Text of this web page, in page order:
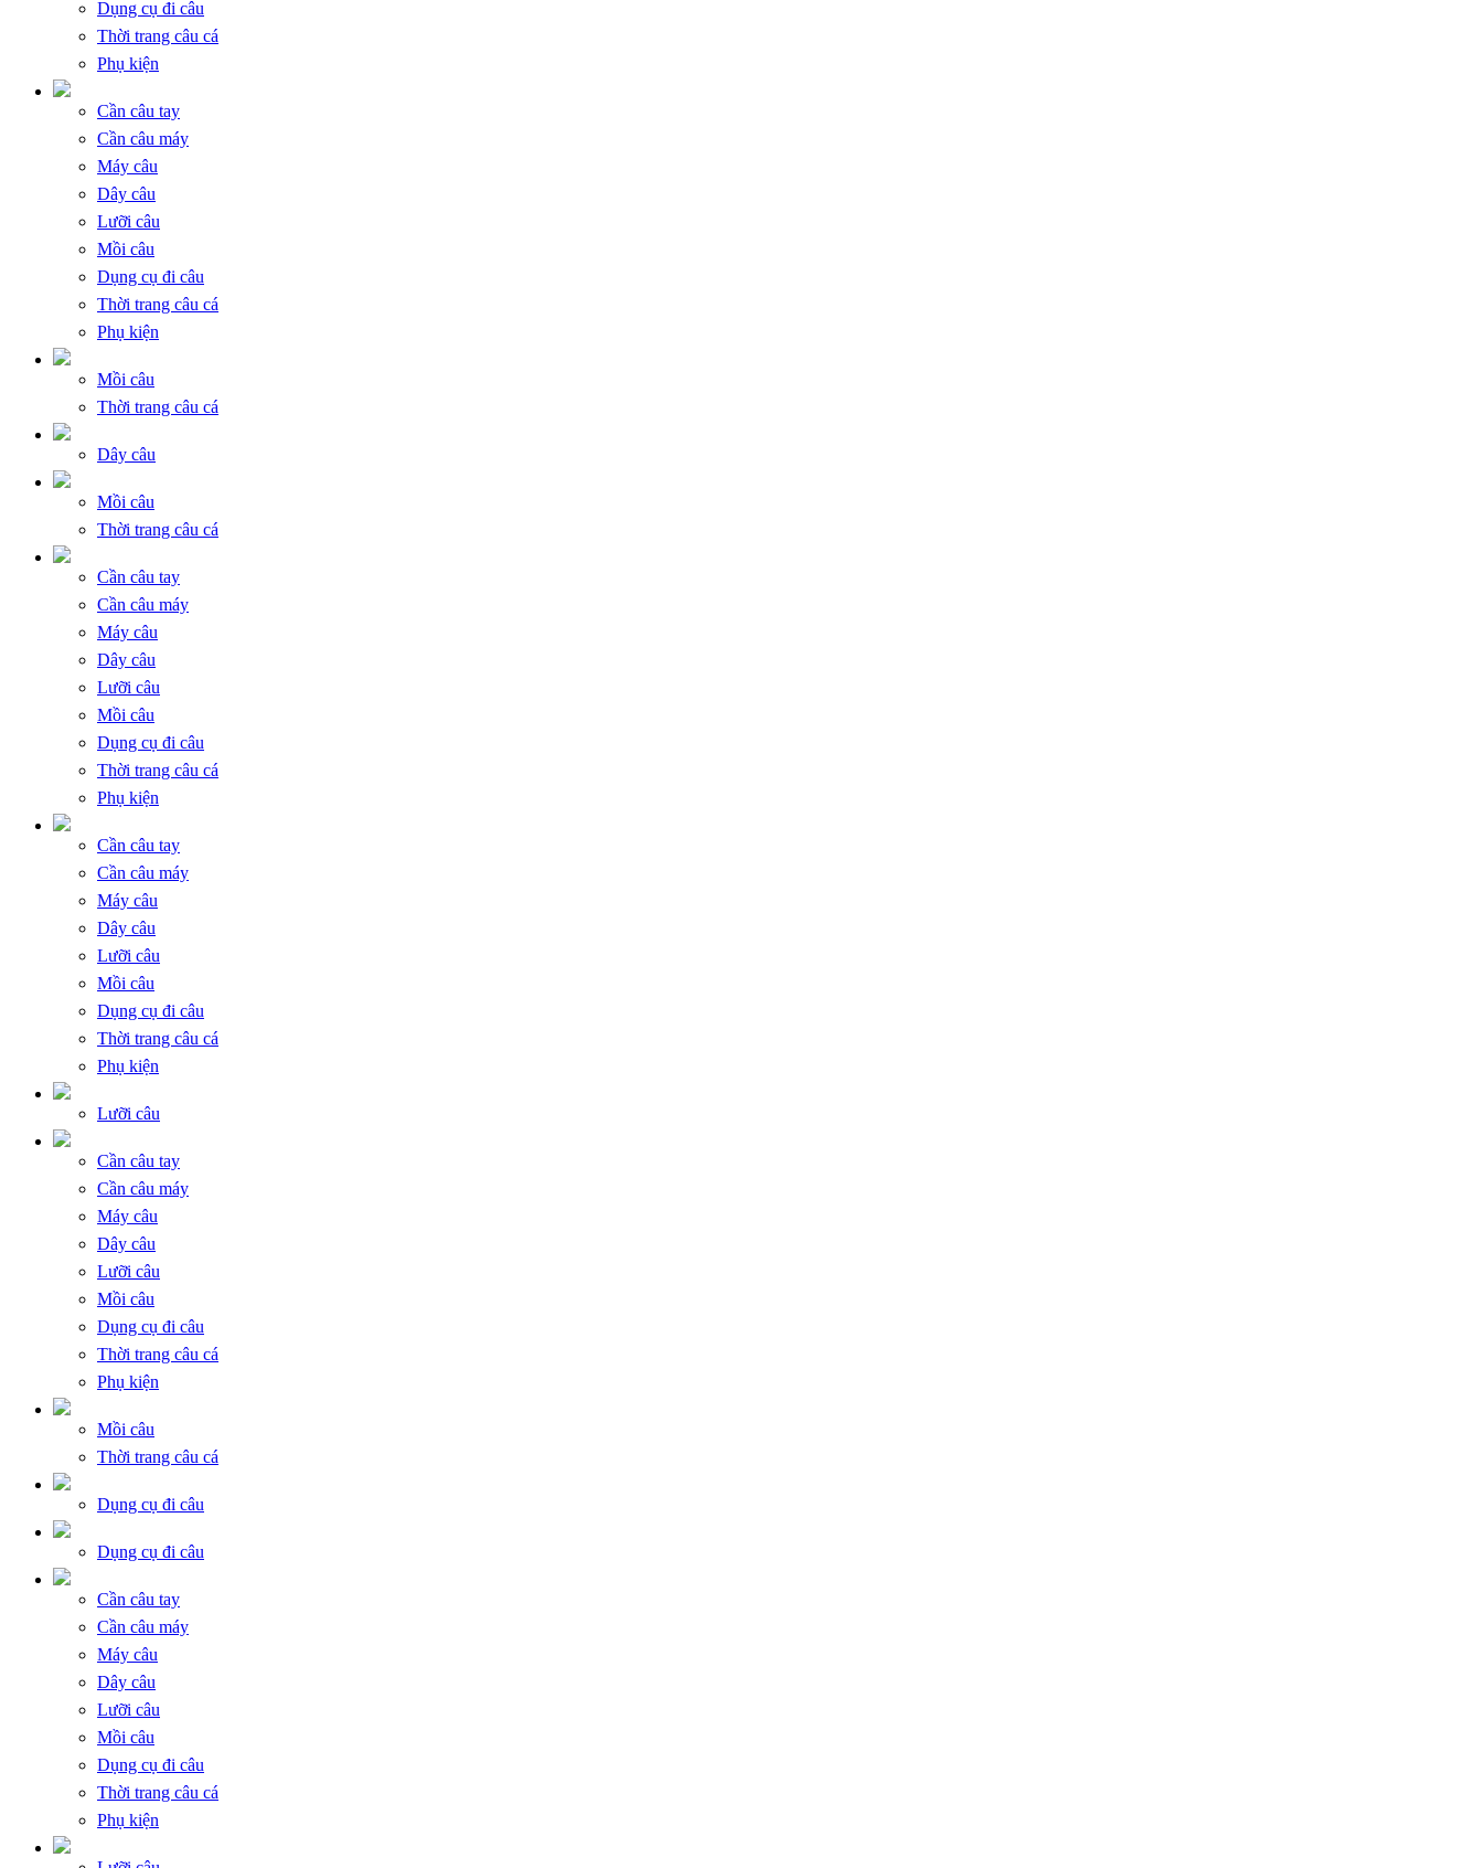
Dụng cụ đi câu
Thời trang câu cá
Phụ kiện
Cần câu tay
Cần câu máy
Máy câu
Dây câu
Lưỡi câu
Mồi câu
Dụng cụ đi câu
Thời trang câu cá
Phụ kiện
Mồi câu
Thời trang câu cá
Dây câu
Mồi câu
Thời trang câu cá
Cần câu tay
Cần câu máy
Máy câu
Dây câu
Lưỡi câu
Mồi câu
Dụng cụ đi câu
Thời trang câu cá
Phụ kiện
Cần câu tay
Cần câu máy
Máy câu
Dây câu
Lưỡi câu
Mồi câu
Dụng cụ đi câu
Thời trang câu cá
Phụ kiện
Lưỡi câu
Cần câu tay
Cần câu máy
Máy câu
Dây câu
Lưỡi câu
Mồi câu
Dụng cụ đi câu
Thời trang câu cá
Phụ kiện
Mồi câu
Thời trang câu cá
Dụng cụ đi câu
Dụng cụ đi câu
Cần câu tay
Cần câu máy
Máy câu
Dây câu
Lưỡi câu
Mồi câu
Dụng cụ đi câu
Thời trang câu cá
Phụ kiện